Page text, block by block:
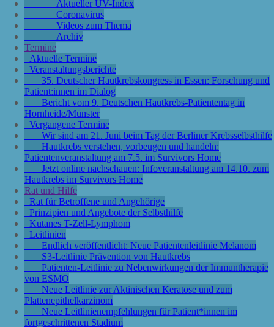
Aktueller UV-Index
Coronavirus
Videos zum Thema
Archiv
Termine
Aktuelle Termine
Veranstaltungsberichte
35. Deutscher Hautkrebskongress in Essen: Forschung und
Patient:innen im Dialog
Bericht vom 9. Deutschen Hautkrebs-Patiententag in
Hornheide/Münster
Vergangene Termine
Wir sind am 21. Juni beim Tag der Berliner Krebsselbsthilfe
Hautkrebs verstehen, vorbeugen und handeln:
Patientenveranstaltung am 7.5. im Survivors Home
Jetzt online nachschauen: Infoveranstaltung am 14.10. zum
Hautkrebs im Survivors Home
Rat und Hilfe
Rat für Betroffene und Angehörige
Prinzipien und Angebote der Selbsthilfe
Kutanes T-Zell-Lymphom
Leitlinien
Endlich veröffentlicht: Neue Patientenleitlinie Melanom
S3-Leitlinie Prävention von Hautkrebs
Patienten-Leitlinie zu Nebenwirkungen der Immuntherapie
von ESMO
Neue Leitlinie zur Aktinischen Keratose und zum
Plattenepithelkarzinom
Neue Leitlinienempfehlungen für Patient*innen im
fortgeschrittenen Stadium